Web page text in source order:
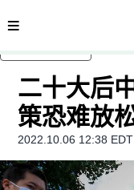
内容分类
二十大后
策恐难放
2022.10.06 12:38 EDT